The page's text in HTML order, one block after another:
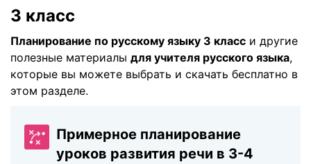
3 класс
Планирование по русскому языку 3 класс и другие
полезные материалы для учителя русского языка,
которые вы можете выбрать и скачать бесплатно в
этом разделе.
Примерное планирование
уроков развития речи в 3-4